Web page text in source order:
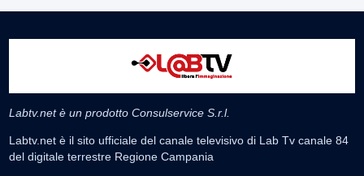
Labtv.net è un prodotto Consulservice S.r.l.
Labtv.net è il sito ufficiale del canale televisivo di Lab Tv canale 84
del digitale terrestre Regione Campania